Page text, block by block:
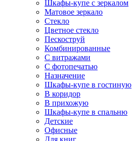
Шкафы-купе с зеркалом
Матовое зеркало
Стекло
Цветное стекло
Пескоструй
Комбинированные
С витражами
С фотопечатью
Назначение
Шкафы-купе в гостиную
В коридор
В прихожую
Шкафы-купе в спальню
Детские
Офисные
Для книг